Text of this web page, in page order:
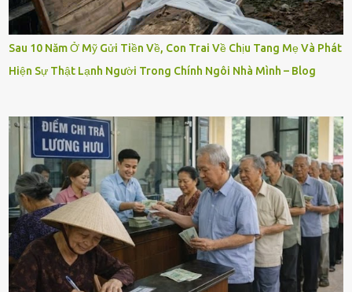
Sau 10 Năm Ở Mỹ Gửi Tiền Về, Con Trai Về Chịu Tang Mẹ Và Phát
Hiện Sự Thật Lạnh Người Trong Chính Ngôi Nhà Mình – Blog